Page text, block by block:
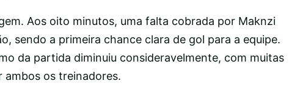
Aos oito minutos, uma falta cobrada por Maknzi
sendo a primeira chance clara de gol para a equipe.
da partida diminuiu consideravelmente, com muitas
ambos os treinadores.